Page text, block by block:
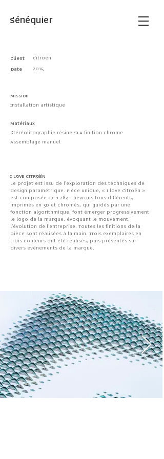
Sénéquier
Client Citroën
Date 2015
Mission
Installation artistique
Matériaux
Stéréolitographie résine SLA finition chrome
Assemblage manuel
I LOVE CITROËN
Le projet est issu de l’exploration des techniques de
design paramétrique. Pièce unique, « I love Citroën »
est composée de 1 284 chevrons tous différents,
imprimés en 3D et chromés, qui guidés par une
fonction algorithmique, font émerger progressivement
le logo de la marque, évoquant le mouvement,
l’évolution de l’entreprise. Toutes les finitions de la
pièce sont réalisées à la main. Trois exemplaires en
trois couleurs ont été réalisés, puis présentés sur
divers événements de la marque.